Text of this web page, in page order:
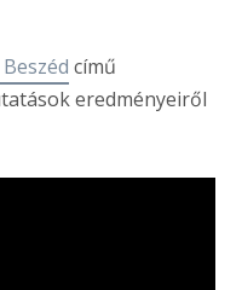
című
eredményeiről